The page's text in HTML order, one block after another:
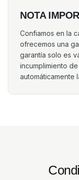
NOTA
Confiamos en la
ofrecemos una
garantía solo es
incumplimiento
automáticamente